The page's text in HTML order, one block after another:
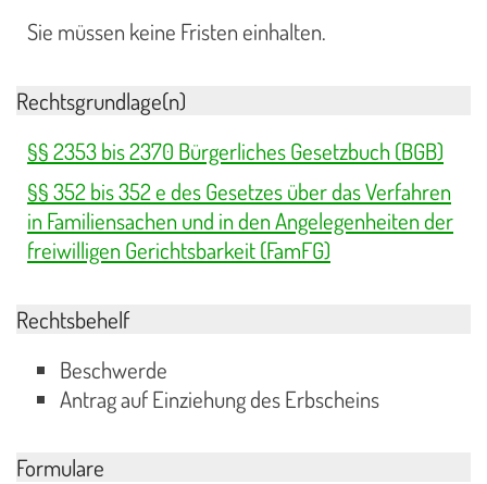
Sie müssen keine Fristen einhalten.
Rechtsgrundlage(n)
§§ 2353 bis 2370 Bürgerliches Gesetzbuch (BGB)
§§ 352 bis 352 e des Gesetzes über das Verfahren
in Familiensachen und in den Angelegenheiten der
freiwilligen Gerichtsbarkeit (FamFG)
Rechtsbehelf
Beschwerde
Antrag auf Einziehung des Erbscheins
Formulare